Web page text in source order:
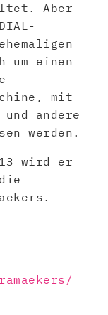
Aber
um einen
mit
andere
werden.
wird er